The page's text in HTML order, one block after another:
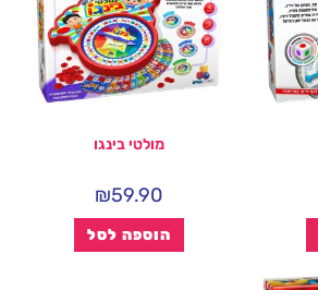
מולטי בינגו
₪59.90
הוספה לסל